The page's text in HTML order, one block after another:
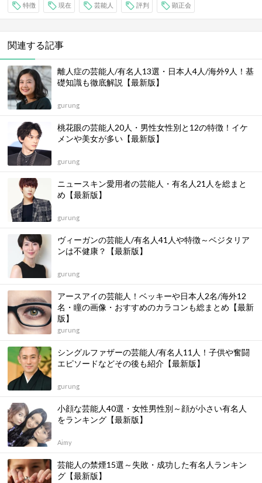
特徴 現在 芸能人 評判 顕正会
関連する記事
離人症の芸能人/有名人13選・日本人4人/海外9人！基
礎知識も徹底解説【最新版】
gurung
桃花眼の芸能人20人・男性女性別と12の特徴！イケ
メンや美女が多い【最新版】
gurung
ニュースキン愛用者の芸能人・有名人21人を総まと
め【最新版】
gurung
ヴィーガンの芸能人/有名人41人や特徴～ベジタリア
ンは不健康？【最新版】
gurung
アースアイの芸能人！ベッキーや日本人2名/海外12
名・瞳の画像・おすすめのカラコンも総まとめ【最新
版】
gurung
シングルファザーの芸能人/有名人11人！子供や奮闘
エピソードなどその後も紹介【最新版】
gurung
小顔な芸能人40選・女性男性別～顔が小さい有名人
をランキング【最新版】
Aimy
芸能人の禁煙15選～失敗・成功した有名人ランキン
グ【最新版】